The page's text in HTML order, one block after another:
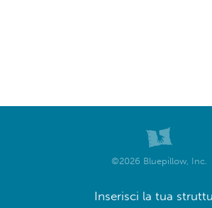
©2026 Bluepillow, Inc.
Inserisci la tua